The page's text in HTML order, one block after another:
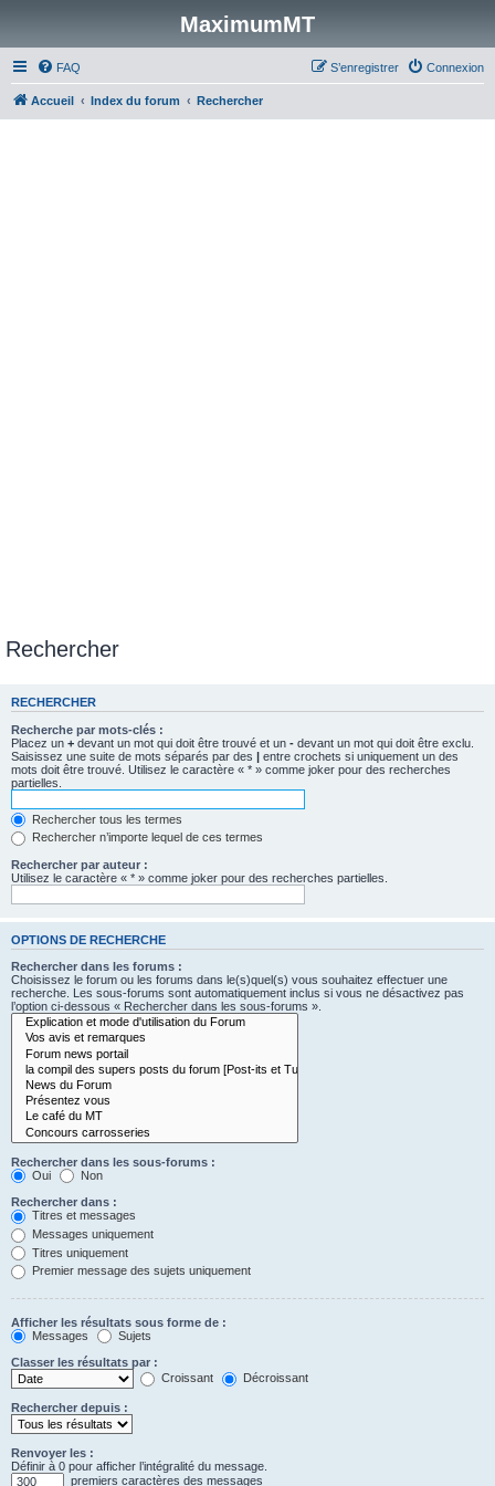
MaximumMT
FAQ Connexion
S’enregistrer
Accueil Index du forum Rechercher
Rechercher
RECHERCHER
Recherche par mots-clés :
Placez un + devant un mot qui doit être trouvé et un - devant un mot qui doit être exclu.
Saisissez une suite de mots séparés par des | entre crochets si uniquement un des
mots doit être trouvé. Utilisez le caractère « * » comme joker pour des recherches
partielles.
Rechercher tous les termes
Rechercher n’importe lequel de ces termes
Rechercher par auteur :
Utilisez le caractère « * » comme joker pour des recherches partielles.
OPTIONS DE RECHERCHE
Rechercher dans les forums :
Choisissez le forum ou les forums dans le(s)quel(s) vous souhaitez effectuer une
recherche. Les sous-forums sont automatiquement inclus si vous ne désactivez pas
l’option ci-dessous « Rechercher dans les sous-forums ».
Rechercher dans les sous-forums :
Oui
Non
Rechercher dans :
Titres et messages
Messages uniquement
Titres uniquement
Premier message des sujets uniquement
Afficher les résultats sous forme de :
Messages
Sujets
Classer les résultats par :
Croissant
Décroissant
Rechercher depuis :
Renvoyer les :
Définir à 0 pour afficher l’intégralité du message.
premiers caractères des messages